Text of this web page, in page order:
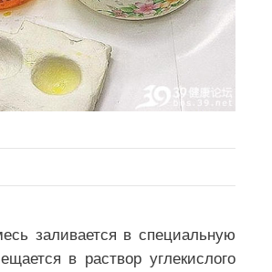
заливается в специальную
в раствор углекислого